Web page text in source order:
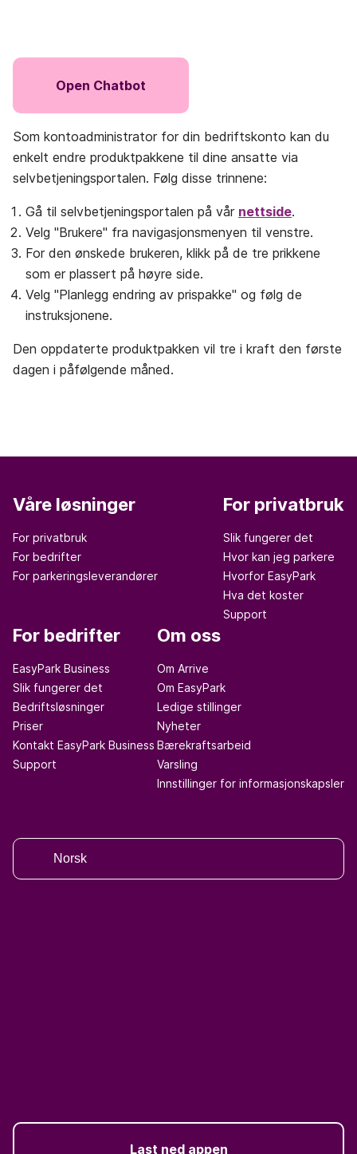
Open Chatbot
Som kontoadministrator for din bedriftskonto kan du
enkelt endre produktpakkene til dine ansatte via
selvbetjeningsportalen. Følg disse trinnene:
Gå til selvbetjeningsportalen på vår nettside.
Velg "Brukere" fra navigasjonsmenyen til venstre.
For den ønskede brukeren, klikk på de tre prikkene
som er plassert på høyre side.
Velg "Planlegg endring av prispakke" og følg de
instruksjonene.
Den oppdaterte produktpakken vil tre i kraft den første
dagen i påfølgende måned.
Våre løsninger
For privatbruk
For bedrifter
For parkeringsleverandører
For privatbruk
Slik fungerer det
Hvor kan jeg parkere
Hvorfor EasyPark
Hva det koster
Support
For bedrifter
EasyPark Business
Slik fungerer det
Bedriftsløsninger
Priser
Kontakt EasyPark Business
Support
Om oss
Om Arrive
Om EasyPark
Ledige stillinger
Nyheter
Bærekraftsarbeid
Varsling
Innstillinger for informasjonskapsler
Norsk
Last ned appen